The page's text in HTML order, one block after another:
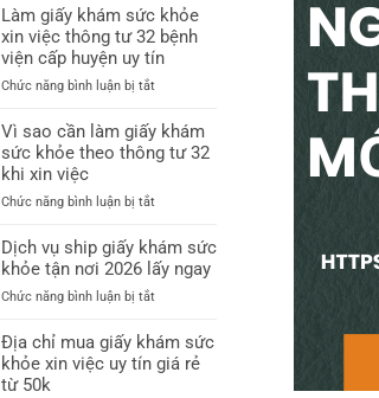
việc
được
không?
chỉ
uy
tín
Hà
làm
giấy
khỏe
từ
60k
Làm giấy khám sức khỏe
xin việc thông tư 32 bệnh
viện cấp huyện uy tín
Chức năng bình luận bị tắtở
giấy
khám
sức
xin
thông
tư
cấp
huyện
Vì sao cần làm giấy khám
sức khỏe theo thông tư 32
khi xin việc
Chức năng bình luận bị tắtở
sao
cần
làm
giấy
sức
khỏe
Dịch vụ ship giấy khám sức
khỏe tận nơi 2026 lấy ngay
Chức năng bình luận bị tắtở
vụ
ship
giấy
Địa chỉ mua giấy khám sức
khỏe xin việc uy tín giá rẻ
từ 50k